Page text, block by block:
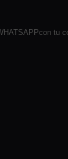
tu